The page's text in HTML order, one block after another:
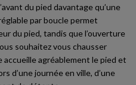
du pied davantage qu’une
par boucle permet
du pied, tandis que l’ouverture
souhaitez vous chausser
agréablement le pied et
d’une journée en ville, d’une